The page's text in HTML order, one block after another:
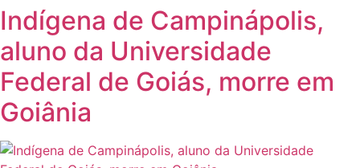
Indígena de Campinápolis,
aluno da Universidade
Federal de Goiás, morre em
Goiânia